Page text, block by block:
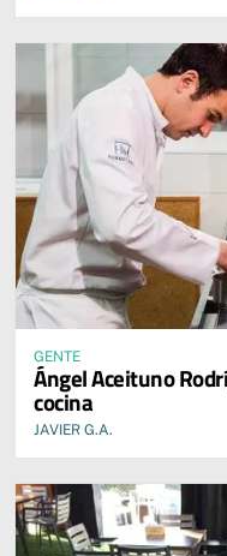
GENTE
Ángel Aceituno
cocina
JAVIER G.A.